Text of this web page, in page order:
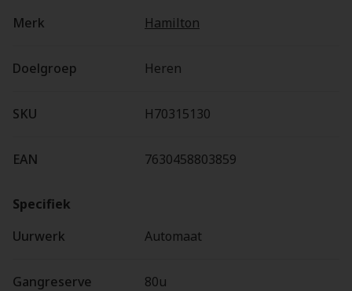
Merk
Hamilton
Doelgroep Heren
SKU H70315130
EAN 7630458803859
Specifiek
Uurwerk
Automaat
Gangreserve 80u